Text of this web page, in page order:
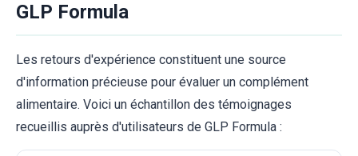
GLP Formula
Les retours d'expérience constituent une source
d'information précieuse pour évaluer un complément
alimentaire. Voici un échantillon des témoignages
recueillis auprès d'utilisateurs de GLP Formula :